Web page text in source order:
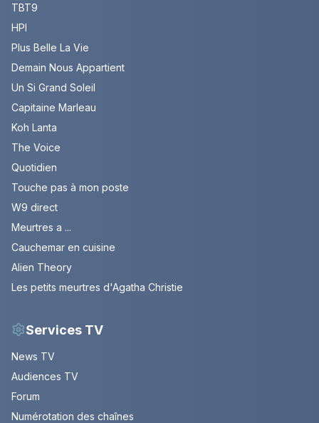
TBT9
HPI
Plus Belle La Vie
Demain Nous Appartient
Un Si Grand Soleil
Capitaine Marleau
Koh Lanta
The Voice
Quotidien
Touche pas à mon poste
W9 direct
Meurtres a ...
Cauchemar en cuisine
Alien Theory
Les petits meurtres d'Agatha Christie
Services TV
News TV
Audiences TV
Forum
Numérotation des chaînes